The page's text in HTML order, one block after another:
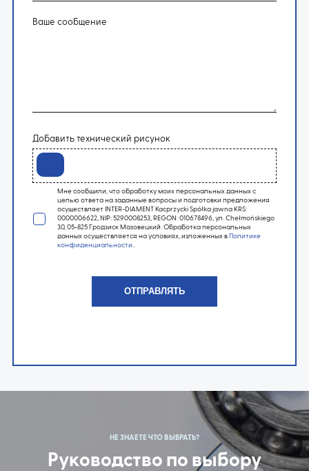
Ваше сообщение
Добавить технический рисунок
Мне сообщили, что обработку моих персональных данных с
целью ответа на заданные вопросы и подготовки предложения
осуществляет INTER-DIAMENT Kacprzycki Spółka jawna KRS:
0000006622, NIP: 5290008253, REGON: 010678496, ул. Chełmońskiego
30, 05-825 Гродзиск Мазовецкий. Обработка персональных
данных осуществляется на условиях, изложенных в Политике
конфиденциальности
НЕ ЗНАЕТЕ ЧТО ВЫБРАТЬ?
Руководство по выбору